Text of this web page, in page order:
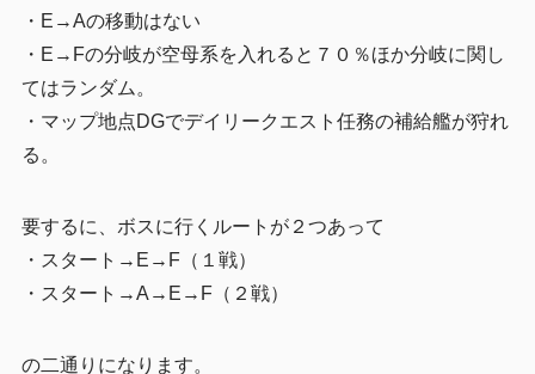
・E→Aの移動はない
・E→Fの分岐が空母系を入れると７０％ほか分岐に関し
てはランダム。
・マップ地点DGでデイリークエスト任務の補給艦が狩れ
る。
要するに、ボスに行くルートが２つあって
・スタート→E→F（１戦）
・スタート→A→E→F（２戦）
の二通りになります。